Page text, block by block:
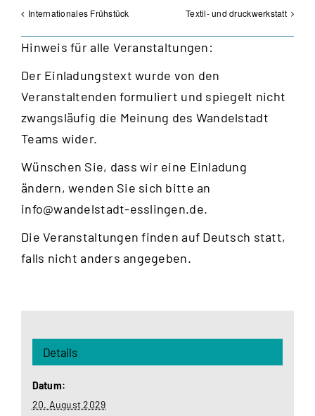
Internationales Frühstück Textil- und druckwerkstatt
Hinweis für alle Veranstaltungen:
Der Einladungstext wurde von den
Veranstaltenden formuliert und spiegelt nicht
zwangsläufig die Meinung des Wandelstadt
Teams wider.
Wünschen Sie, dass wir eine Einladung
ändern, wenden Sie sich bitte an
info@wandelstadt-esslingen.de.
Die Veranstaltungen finden auf Deutsch statt,
falls nicht anders angegeben.
Details
Datum:
20. August 2029